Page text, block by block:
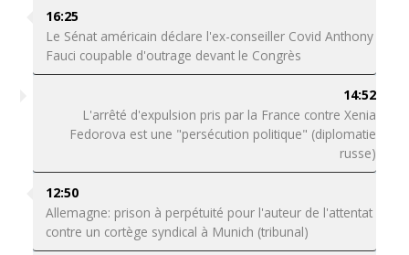
16:25
Le Sénat américain déclare l'ex-conseiller Covid Anthony
Fauci coupable d'outrage devant le Congrès
14:52
L'arrêté d'expulsion pris par la France contre Xenia
Fedorova est une "persécution politique" (diplomatie
russe)
12:50
Allemagne: prison à perpétuité pour l'auteur de l'attentat
contre un cortège syndical à Munich (tribunal)